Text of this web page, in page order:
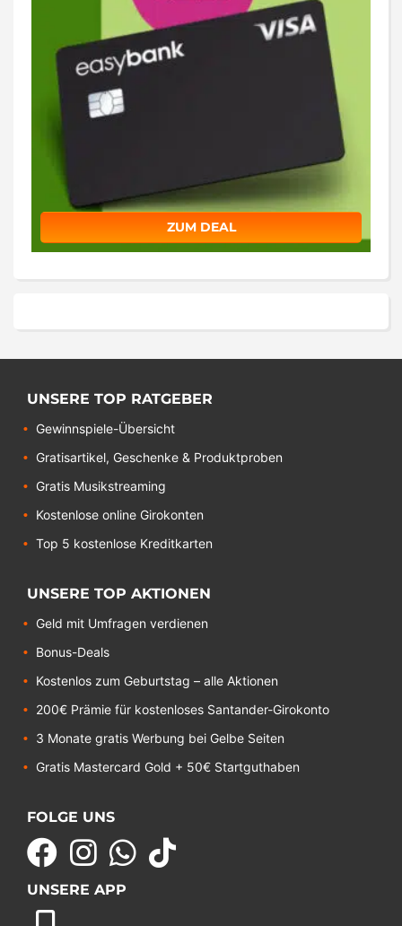
ZUM DEAL
UNSERE TOP RATGEBER
Gewinnspiele-Übersicht
Gratisartikel, Geschenke & Produktproben
Gratis Musikstreaming
Kostenlose online Girokonten
Top 5 kostenlose Kreditkarten
UNSERE TOP AKTIONEN
Geld mit Umfragen verdienen
Bonus-Deals
Kostenlos zum Geburtstag – alle Aktionen
200€ Prämie für kostenloses Santander-Girokonto
3 Monate gratis Werbung bei Gelbe Seiten
Gratis Mastercard Gold + 50€ Startguthaben
FOLGE UNS
UNSERE APP